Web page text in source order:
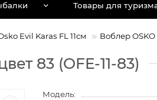
Товары для
Evil Karas FL 11см Воблер OSKO
83 (OFE-11-83)
Модель: